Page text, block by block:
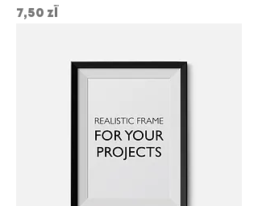
Cena
7,50 zł